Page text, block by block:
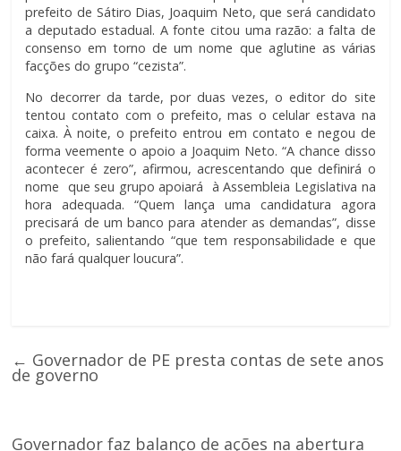
prefeito de Sátiro Dias, Joaquim Neto, que será candidato
a deputado estadual. A fonte citou uma razão: a falta de
consenso em torno de um nome que aglutine as várias
facções do grupo “cezista”.
No decorrer da tarde, por duas vezes, o editor do site
tentou contato com o prefeito, mas o celular estava na
caixa. À noite, o prefeito entrou em contato e negou de
forma veemente o apoio a Joaquim Neto. “A chance disso
acontecer é zero”, afirmou, acrescentando que definirá o
nome que seu grupo apoiará à Assembleia Legislativa na
hora adequada. “Quem lança uma candidatura agora
precisará de um banco para atender as demandas”, disse
o prefeito, salientando “que tem responsabilidade e que
não fará qualquer loucura”.
← Governador de PE presta contas de sete anos
de governo
Governador faz balanço de ações na abertura